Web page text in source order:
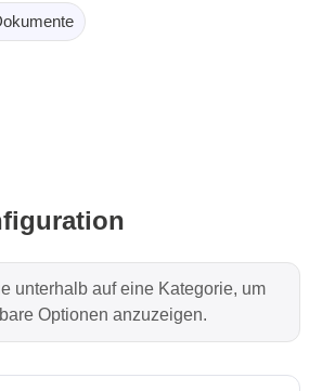
unterhalb auf eine Kategorie, um
Optionen anzuzeigen.